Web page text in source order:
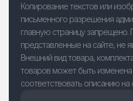
Копирование текстов или
письменного разрешения
главную страницу
представленные на сайте, не
Внешний вид товара,
товаров может быть
соответствовать описанию на